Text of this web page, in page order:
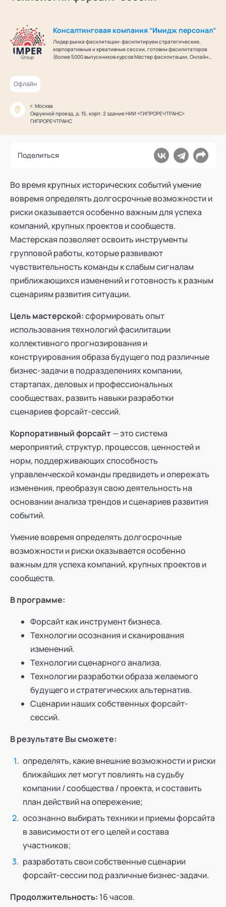
Консалтинговая компания “Имидж персонал”
Лидер рынка фасилитации: фасилитируем стратегические,
корпоративные и креативные сессии, готовим фасилитаторов
(более 5000 выпускников курсов Мастер фасилитации, Онлайн
Офлайн
г. Москва
Окружной проезд, д. 15, корп. 2 здание НИИ «ГИПРОРЕЧТРАНС»
ГИПРОРЕЧТРАНС
Поделиться
Во время крупных исторических событий умение
вовремя определять долгосрочные возможности и
риски оказывается особенно важным для успеха
компаний, крупных проектов и сообществ.
Мастерская позволяет освоить инструменты
групповой работы, которые развивают
чувствительность команды к слабым сигналам
приближающихся изменений и готовность к разным
сценариям развития ситуации.
Цель мастерской:сформировать опыт
использования технологий фасилитации
коллективного прогнозирования и
конструирования образа будущего под различные
бизнес-задачи в подразделениях компании,
стартапах, деловых и профессиональных
сообществах, развить навыки разработки
сценариев форсайт-сессий.
Корпоративный форсайт — это система
мероприятий, структур, процессов, ценностей и
норм, поддерживающих способность
управленческой команды предвидеть и опережать
изменения, преобразуя свою деятельность на
основании анализа трендов и сценариев развития
событий.
Умение вовремя определять долгосрочные
возможности и риски оказывается особенно
важным для успеха компаний, крупных проектов и
сообществ.
В программе:
Форсайт как инструмент бизнеса.
Технологии осознания и сканирования
изменений.
Технологии сценарного анализа.
Технологии разработки образа желаемого
будущего и стратегических альтернатив.
Сценарии наших собственных форсайт-
сессий.
В результате Вы сможете:
определять, какие внешние возможности и риски
ближайших лет могут повлиять на судьбу
компании / сообщества / проекта, и составить
план действий на опережение;
осознанно выбирать техники и приемы форсайта
в зависимости от его целей и состава
участников;
разработать свои собственные сценарии
форсайт-сессии под различные бизнес-задачи.
Продолжительность: 16 часов.
Профессионалам